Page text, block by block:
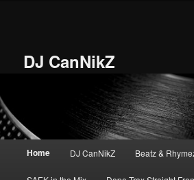
DJ CanNikZ
HauptmenüHome DJ CanNikZ Beatz &